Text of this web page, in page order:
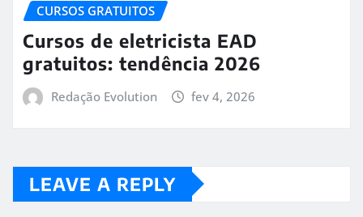
CURSOS GRATUITOS
Cursos de eletricista EAD
gratuitos: tendência 2026
Redação Evolution fev 4, 2026
LEAVE A REPLY